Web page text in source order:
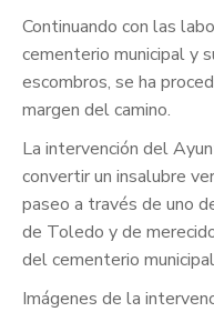
Continuando con las
cementerio municipal y
escombros, se ha
margen del camino.
La intervención del
convertir un insalubre
paseo a través de uno
de Toledo y de
del cementerio
Imágenes de la